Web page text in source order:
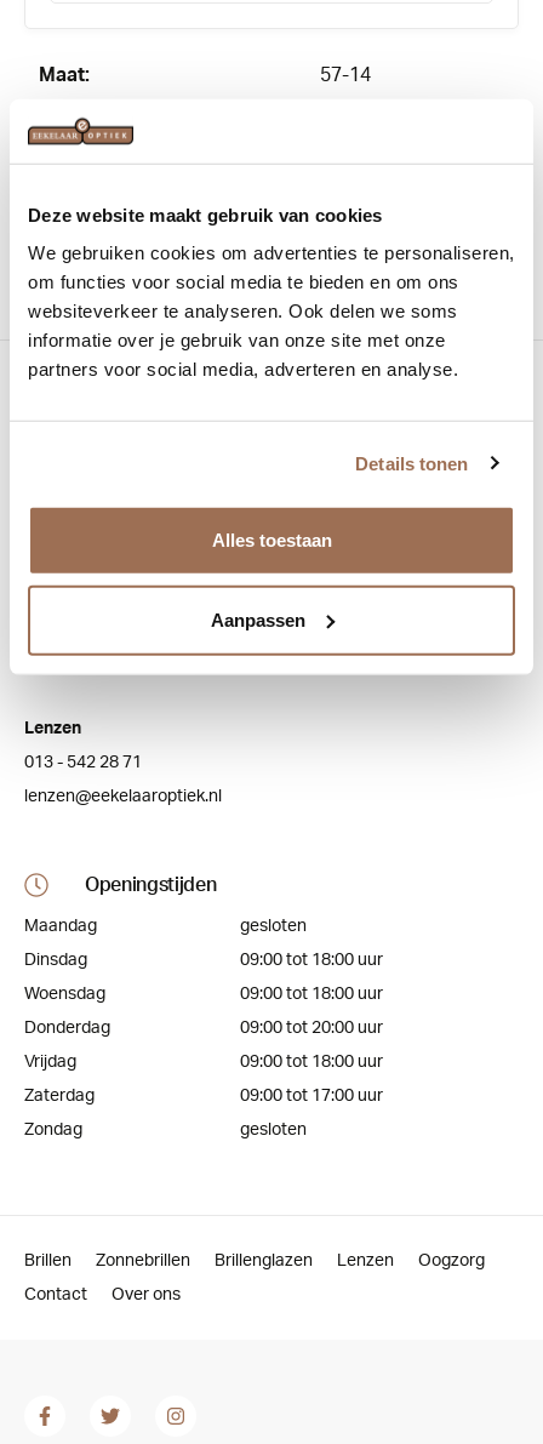
Deze website maakt gebruik van cookies
We gebruiken cookies om advertenties te personaliseren,
om functies voor social media te bieden en om ons
websiteverkeer te analyseren. Ook delen we soms
informatie over je gebruik van onze site met onze
partners voor social media, adverteren en analyse.
Details tonen
Alles toestaan
Aanpassen
Maat:
57-14
Materiaal:
Klantenservice
Algemeen
info@eekelaaroptiek.nl
Lenzen
013 - 542 28 71
lenzen@eekelaaroptiek.nl
Openingstijden
Maandag
gesloten
Dinsdag
09:00 tot 18:00 uur
Woensdag
09:00 tot 18:00 uur
Donderdag
09:00 tot 20:00 uur
Vrijdag
09:00 tot 18:00 uur
Zaterdag
09:00 tot 17:00 uur
Zondag
gesloten
Brillen Zonnebrillen Brillenglazen Lenzen
Oogzorg
Contact
Over ons